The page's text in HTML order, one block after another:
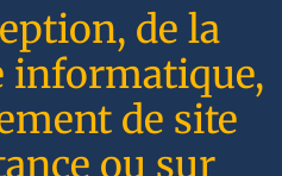
de la
informatique,
de site
ou sur